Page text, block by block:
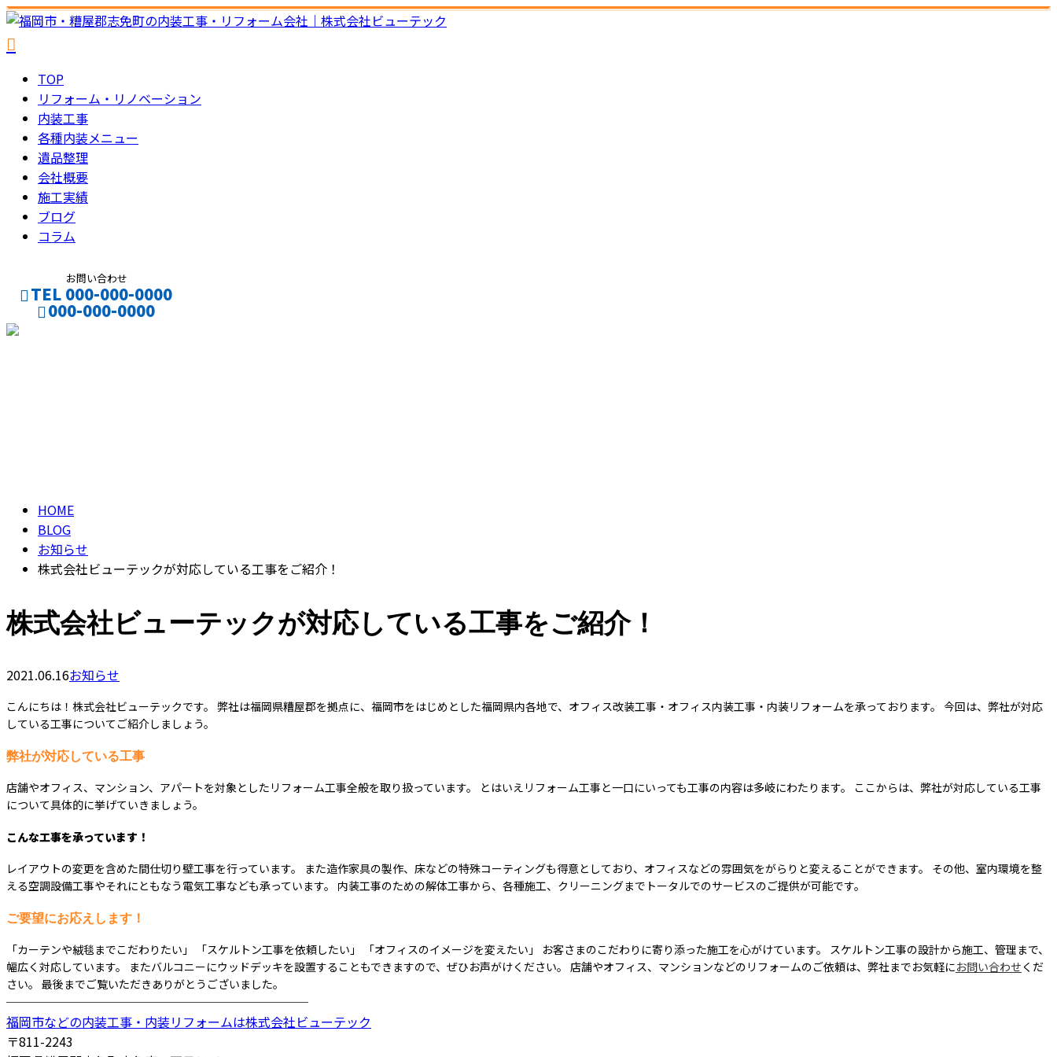
TOP
リフォーム・リノベーション
内装工事
各種内装メニュー
遺品整理
会社概要
施工実績
ブログ
コラム
お問い合わせ
TEL 000-000-0000
000-000-0000
HOME
BLOG
お知らせ
株式会社ビューテックが対応している工事をご紹介！
株式会社ビューテックが対応している工事をご紹介！
2021.06.16お知らせ
こんにちは！株式会社ビューテックです。 弊社は福岡県糟屋郡を拠点に、福岡市をはじめとした福岡県内各地で、オフィス改装工事・オフィス内装工事・内装リフォームを承っております。 今回は、弊社が対応
している工事についてご紹介しましょう。
弊社が対応している工事
店舗やオフィス、マンション、アパートを対象としたリフォーム工事全般を取り扱っています。 とはいえリフォーム工事と一口にいっても工事の内容は多岐にわたります。 ここからは、弊社が対応している工事
について具体的に挙げていきましょう。
こんな工事を承っています！
レイアウトの変更を含めた間仕切り壁工事を行っています。 また造作家具の製作、床などの特殊コーティングも得意としており、オフィスなどの雰囲気をがらりと変えることができます。 その他、室内環境を整
える空調設備工事やそれにともなう電気工事なども承っています。 内装工事のための解体工事から、各種施工、クリーニングまでトータルでのサービスのご提供が可能です。
ご要望にお応えします！
「カーテンや絨毯までこだわりたい」 「スケルトン工事を依頼したい」 「オフィスのイメージを変えたい」 お客さまのこだわりに寄り添った施工を心がけています。 スケルトン工事の設計から施工、管理まで、
幅広く対応しています。 またバルコニーにウッドデッキを設置することもできますので、ぜひお声がけください。 店舗やオフィス、マンションなどのリフォームのご依頼は、弊社までお気軽にお問い合わせ くだ
さい。 最後までご覧いただきありがとうございました。
────────────────────────
福岡市などの内装工事・内装リフォームは株式会社ビューテック
〒811-2243